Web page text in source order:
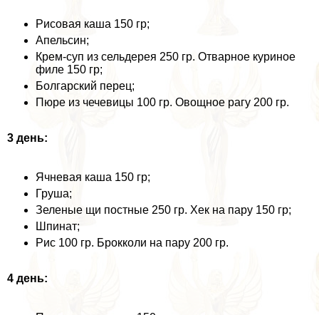
Рисовая каша 150 гр;
Апельсин;
Крем-суп из сельдерея 250 гр. Отварное куриное
филе 150 гр;
Болгарский перец;
Пюре из чечевицы 100 гр. Овощное рагу 200 гр.
3 день:
Ячневая каша 150 гр;
Груша;
Зеленые щи постные 250 гр. Хек на пару 150 гр;
Шпинат;
Рис 100 гр. Брокколи на пару 200 гр.
4 день: